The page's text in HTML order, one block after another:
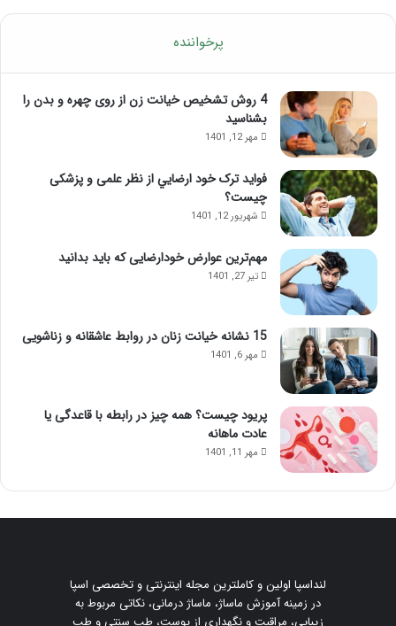
پرخواننده
4 روش تشخیص خیانت زن از روی چهره و بدن را
بشناسید
مهر 12, 1401
فواید ترک خود ارضايي از نظر علمی و پزشکی
چیست؟
شهریور 12, 1401
مهم‌ترین عوارض خودارضایی که باید بدانید
تیر 27, 1401
15 نشانه خیانت زنان در روابط عاشقانه و زناشویی
مهر 6, 1401
پریود چیست؟ همه چیز در رابطه با قاعدگی یا
عادت ماهانه
مهر 11, 1401
لنداسپا اولین و کاملترین مجله اینترنتی و تخصصی اسپا
در زمینه آموزش ماساژ، ماساژ درمانی، نکاتی مربوط به
زیبایی، مراقبت و نگهداری از پوست، طب سنتی و طب